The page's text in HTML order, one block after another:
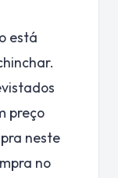
está
preço
neste
no